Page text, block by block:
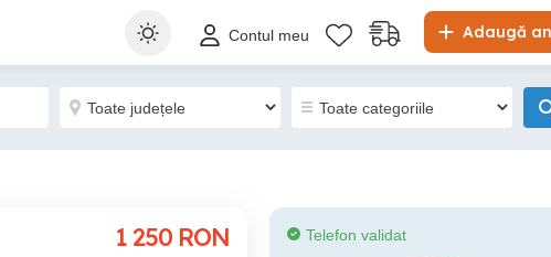
Adaugă
Contul meu
1 250 RON Telefon validat